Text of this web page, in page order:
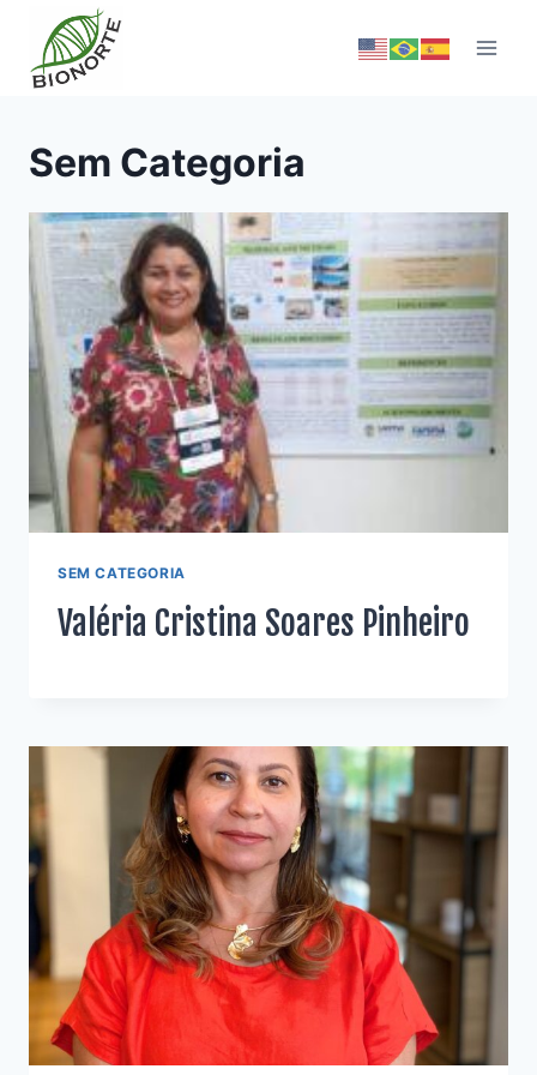
Sem Categoria
SEM CATEGORIA
Valéria Cristina Soares Pinheiro